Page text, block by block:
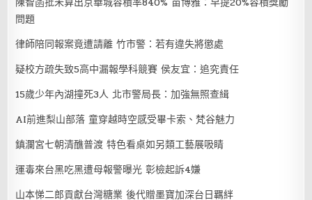
問題
律師陪同報案竟遭請離 竹市警：若有違失將懲處
疑校方疏失致5高中漏報學科競賽 侯友宜：追究責任
15歲少年內湖撞死3人 北市警局長：加強無照查緝
AI前進梨山部落 童穿越時空感受畢卡索、梵谷魅力
鎮瀾宮七朝清醮普渡 特色看桌如另類工藝展吸睛
運毒來台黑吃黑遭母報警曝光 彰檢起訴4嫌
山本悌二郎貢獻台灣糖業 後代贈墨寶加深台日羈絆